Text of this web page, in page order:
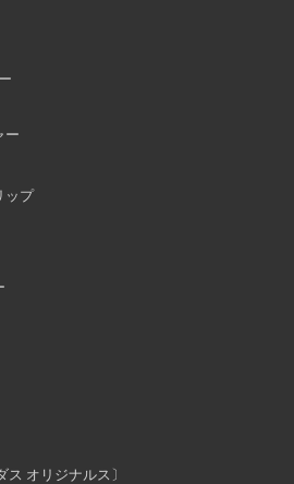
ー
ップ
ス オリジナルス〕